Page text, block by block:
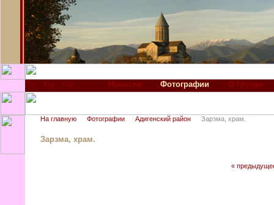
Новости Фотографии О Грузии
На главную Фотографии Адигенский район Зарзма, храм.
Зарзма, храм.
«